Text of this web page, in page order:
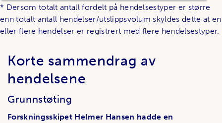
* Dersom totalt antall fordelt på hendelsestyper er større
enn totalt antall hendelser/utslippsvolum skyldes dette at en
eller flere hendelser er registrert med flere hendelsestyper.
Korte sammendrag av
hendelsene
Grunnstøting
Forskningsskipet Helmer Hansen hadde en